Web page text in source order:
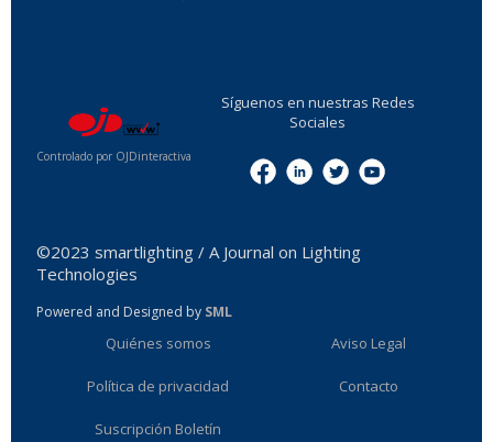
Controlado por OJDinteractiva
Síguenos en nuestras Redes
Sociales
©2023 smartlighting / A Journal on Lighting
Technologies
Powered and Designed by SML
Quiénes somos Aviso Legal
Política de privacidad Contacto
Suscripción Boletín